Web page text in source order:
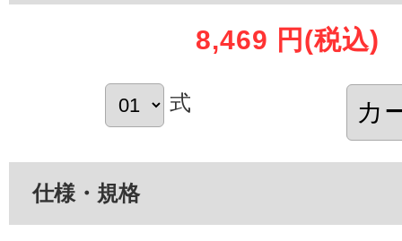
8,469 円 (税込)
式
仕様・規格